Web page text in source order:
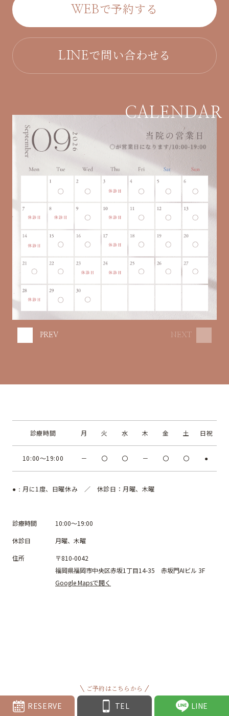
ご予約はこちらから
RESERVE TEL LINE
WEBで予約する
LINEで問い合わせる
CALENDAR
NEXT
PREV
診療時間 月 火 水 木 金 土 日祝
10:00～19:00 － 〇 〇 － 〇 〇 ●
●： 月に1度、日曜休み ／ 休診日：月曜、木曜
診療時間
10:00～19:00
休診日
月曜、木曜
住所
〒810-0042
福岡県福岡市中央区赤坂1丁目14-35 赤坂門AIビル 3F
Google Mapsで開く